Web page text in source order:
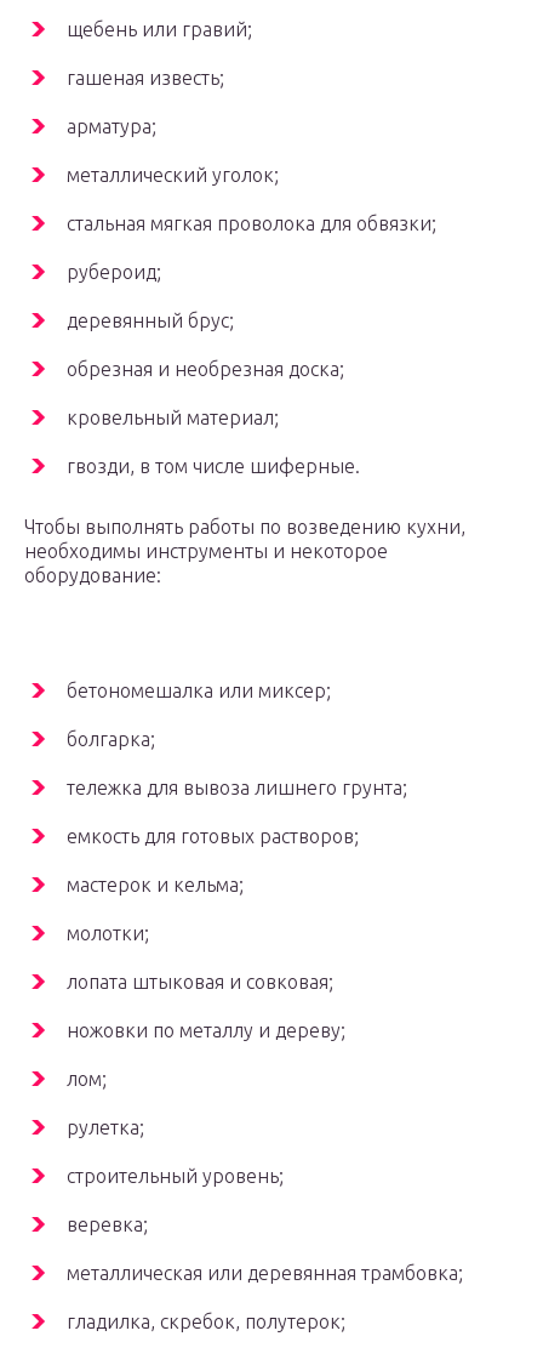
щебень или гравий;
гашеная известь;
арматура;
металлический уголок;
стальная мягкая проволока для обвязки;
рубероид;
деревянный брус;
обрезная и необрезная доска;
кровельный материал;
гвозди, в том числе шиферные.
Чтобы выполнять работы по возведению кухни,
необходимы инструменты и некоторое
оборудование:
бетономешалка или миксер;
болгарка;
тележка для вывоза лишнего грунта;
емкость для готовых растворов;
мастерок и кельма;
молотки;
лопата штыковая и совковая;
ножовки по металлу и дереву;
лом;
рулетка;
строительный уровень;
веревка;
металлическая или деревянная трамбовка;
гладилка, скребок, полутерок;